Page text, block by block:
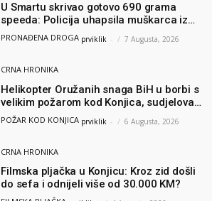
U Smartu skrivao gotovo 690 grama
speeda: Policija uhapsila muškarca iz
Hercegovine
PRONAĐENA DROGA prviklik - 7 Augusta, 2026
CRNA HRONIKA
Helikopter Oružanih snaga BiH u borbi s
velikim požarom kod Konjica, sudjelovao
i Air Tractor
POŽAR KOD KONJICA prviklik - 6 Augusta, 2026
CRNA HRONIKA
Filmska pljačka u Konjicu: Kroz zid došli
do sefa i odnijeli više od 30.000 KM?